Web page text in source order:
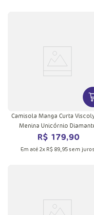
Camisola Manga Curta
Menina Unicórnio
R$ 179,90
Em até 2x R$ 89,95sem juros